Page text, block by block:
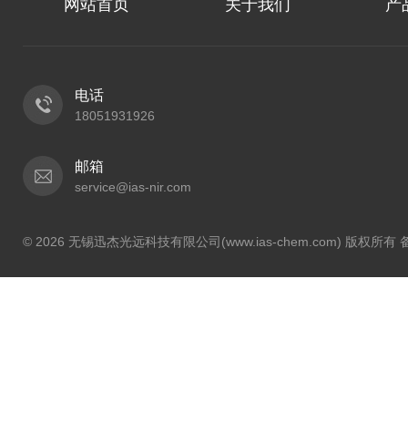
网站首页 关于我们 产
电话
18051931926
邮箱
service@ias-nir.com
© 2026 无锡迅杰光远科技有限公司(www.ias-chem.com) 版权所有